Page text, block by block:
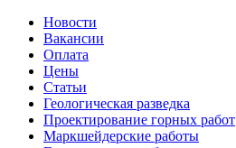
Новости
Вакансии
Оплата
Цены
Статьи
Геологическая разведка
Проектирование горных работ
Маркшейдерские работы